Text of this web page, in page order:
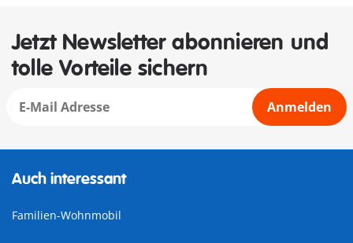
Jetzt Newsletter abonnieren und
tolle Vorteile sichern
Anmelden
Auch interessant
Familien-Wohnmobil